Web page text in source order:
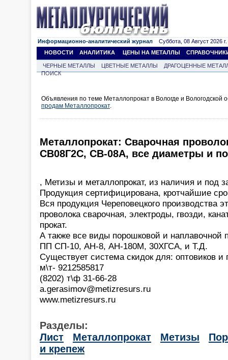
Информационно-аналитический журнал Суббота, 08 Август 2026 г.
НОВОСТИ
АНАЛИТИКА ЦЕНЫ НА МЕТАЛЛЫ
ЧЕРНЫЕ МЕТАЛЛЫ ЦВЕТНЫЕ МЕТАЛЛЫ
ДРАГОЦЕННЫЕ
ПОИСК
Объявления по теме Металлопрокат в Вологде и Вологодской
продам Металлопрокат.
Металлопрокат: Cварочная
СВ08Г2С, СВ-08А, все диаметры и
, Метизы и металлопрокат, из наличия и под
Продукция сертифицирована, кротчайшие
Вся продукция Череповецкого производства
проволока сварочная, электроды, гвозди,
прокат.
А также все виды порошковой и наплавочной
ПП СП-10, АН-8, АН-180М, 30ХГСА, и Т.Д.
Существует система скидок для: оптовиков и
м\т- 9212585817
(8202) т\ф 31-66-28
a.gerasimov@metizresurs.ru
www.metizresurs.ru
Разделы:
Лист
Металлопрокат Метизы
и крепеж